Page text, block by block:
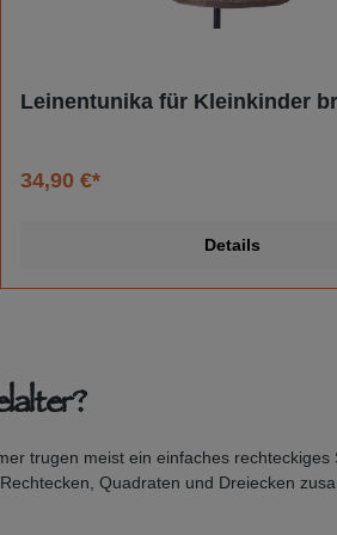
Leinentunika für Kleinkinder
34,90 €*
Details
trugen meist ein einfaches
Quadraten und Dreiecken